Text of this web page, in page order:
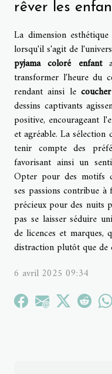
rêver les
La dimension
lorsqu'il s'agit de
pyjama coloré enfant
transformer l'heure du
rendant ainsi le
dessins captivants
positive, encourageant
et agréable. La sélection
tenir compte des
favorisant ainsi un
Opter pour des motifs
ses passions contribue à
précieux pour des nuits
pas se laisser séduire
de licences et marques,
distraction plutôt que de
6 avril 2025 09:34